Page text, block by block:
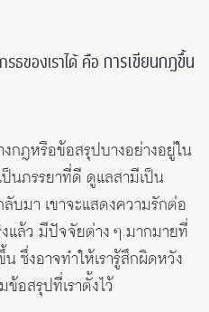
ธของเราได้ คือ การเขียนกฎขึ้น
งกฎหรือข้อสรุปบางอย่างอยู่ใน
ป็นภรรยาที่ดี ดูแลสามีเป็น
บมา เขาจะแสดงความรักต่อ
แล้ว มีปัจจัยต่าง ๆ มากมายที่
ซึ่งอาจทำให้เรารู้สึกผิดหวัง
ข้อสรุปที่เราตั้งไว้